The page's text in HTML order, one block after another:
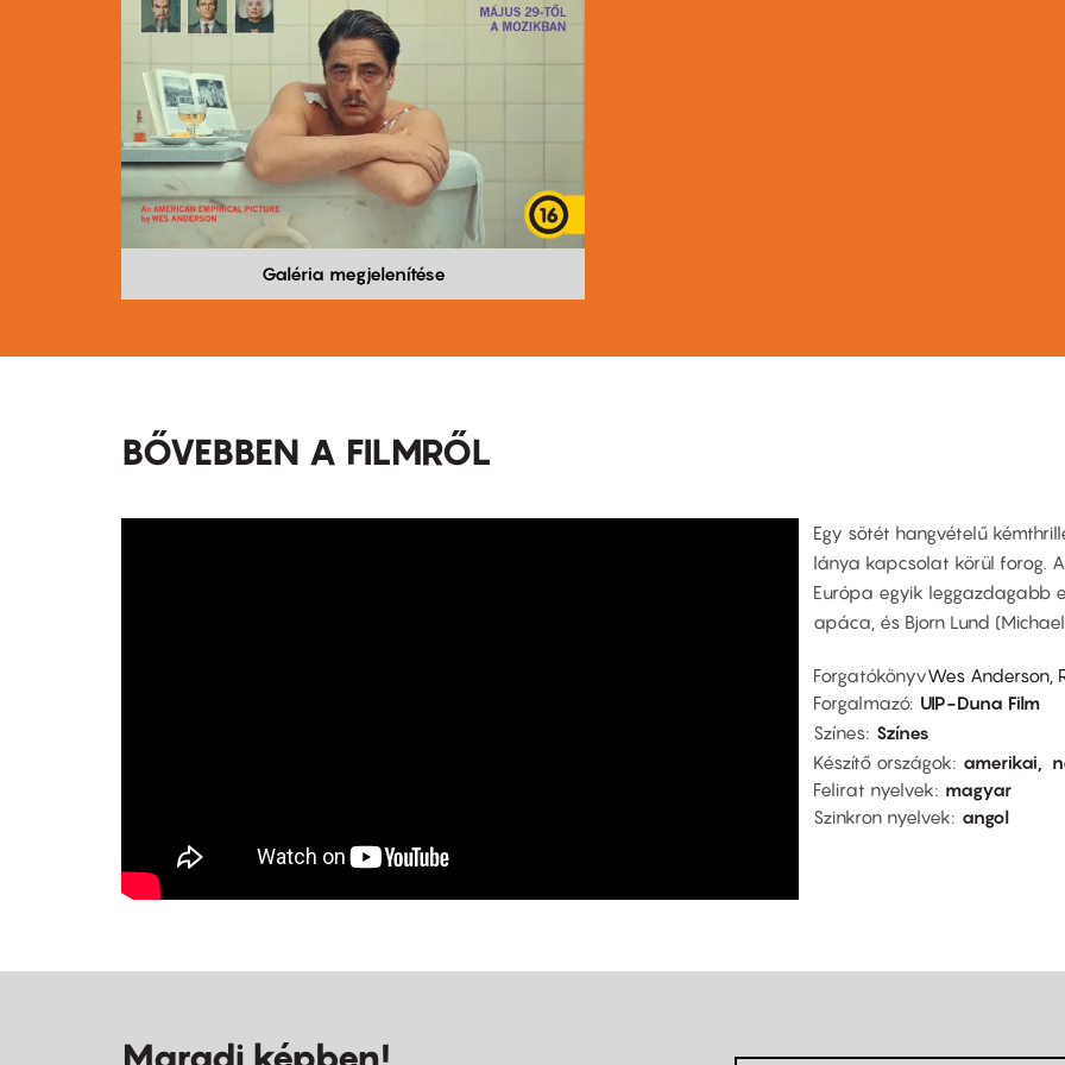
Galéria megjelenítése
BŐVEBBEN A FILMRŐL
Egy sötét hangvételű
lánya kapcsolat körül forog.
Európa egyik leggazdagabb
apáca, és Bjorn Lund
ForgatókönyvWes Anderson,
Forgalmazó UIP-Duna Film
Színes Színes
Készítő országok
amerikai
Felirat nyelvek
magyar
Szinkron nyelvek
angol